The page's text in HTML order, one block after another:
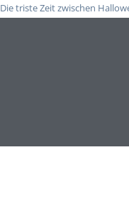
Die triste Zeit zwischen